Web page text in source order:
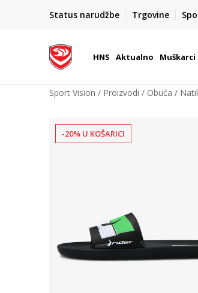
Status narudžbe TrgovineBOX NOW
Dostava 1,50 €
| Više od 800
HNS Aktualno Muškarci
Sport Vision Proizvodi Obuća
-20% U KOŠARICI